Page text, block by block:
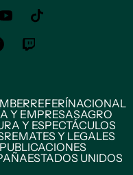
REFERÍNACIONAL
Y EMPRESASAGRO
Y ESPECTÁCULOS
REMATES Y LEGALES
PUBLICACIONES
ESTADOS UNIDOS